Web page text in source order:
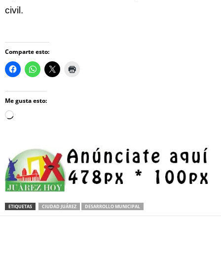
civil.
Comparte esto:
Me gusta esto:
Loading…
ETIQUETAS CIUDAD JUÁREZ DESARROLLO MUNICIPAL